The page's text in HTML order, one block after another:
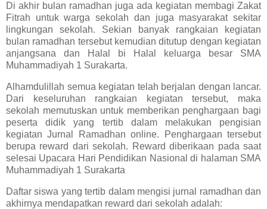
Di akhir bulan ramadhan juga ada kegiatan membagi Zakat
Fitrah untuk warga sekolah dan juga masyarakat sekitar
lingkungan sekolah. Sekian banyak rangkaian kegiatan
bulan ramadhan tersebut kemudian ditutup dengan kegiatan
anjangsana dan Halal bi Halal keluarga besar SMA
Muhammadiyah 1 Surakarta.
Alhamdulillah semua kegiatan telah berjalan dengan lancar.
Dari keseluruhan rangkaian kegiatan tersebut, maka
sekolah memutuskan untuk memberikan penghargaan bagi
peserta didik yang tertib dalam melakukan pengisian
kegiatan Jurnal Ramadhan online. Penghargaan tersebut
berupa reward dari sekolah. Reward diberikaan pada saat
selesai Upacara Hari Pendidikan Nasional di halaman SMA
Muhammadiyah 1 Surakarta
Daftar siswa yang tertib dalam mengisi jurnal ramadhan dan
akhirnya mendapatkan reward dari sekolah adalah: